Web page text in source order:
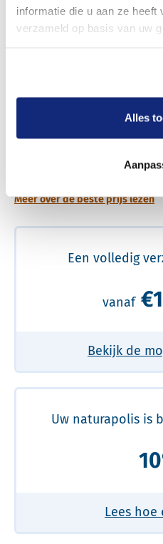
informatie die u aan ze
verzameld op basis van uw
Alles
Meer over de beste prijs lezen
Een volledig
vanaf
Bekijk de
Uw naturapolis is
Lees